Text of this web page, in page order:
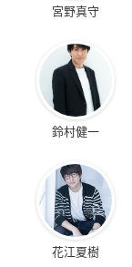
宮野真守
鈴村健一
花江夏樹